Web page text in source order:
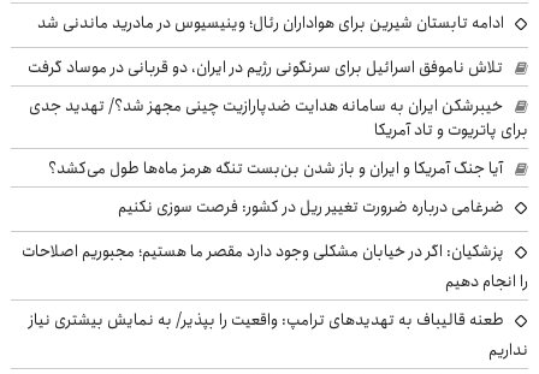
ادامه تابستان شیرین برای هواداران رئال؛ وینیسیوس در مادرید ماندنی شد
تلاش ناموفق اسرائیل برای سرنگونی رژیم در ایران، دو قربانی در موساد گرفت
خیبرشکن ایران به سامانه هدایت ضدپارازیت چینی مجهز شد؟/ تهدید جدی
برای پاتریوت و تاد آمریکا
آیا جنگ آمریکا و ایران و باز شدن بن‌بست تنگه هرمز ماه‌ها طول می‌کشد؟
ضرغامی درباره ضرورت تغییر ریل در کشور: فرصت سوزی نکنیم
پزشکیان: اگر در خیابان مشکلی وجود دارد مقصر ما هستیم؛ مجبوریم اصلاحات
را انجام دهیم
طعنه قالیباف به تهدیدهای ترامپ: واقعیت را بپذیر/ به نمایش بیشتری نیاز
نداریم